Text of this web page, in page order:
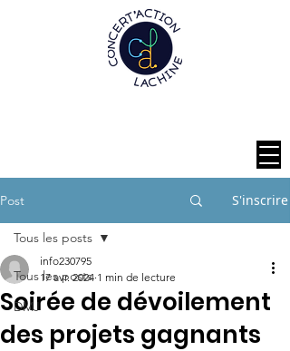
Post S'inscrire
Tous les posts
DMJ
Tous les posts
Soirée de dévoilement
des projets gagnants
info230795
17 avr. 2024 1 min de lecture